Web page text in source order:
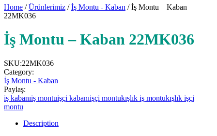
Home /Ürünlerimiz /İş Montu - Kaban / İş Montu – Kaban
22MK036
İş Montu – Kaban 22MK036
SKU:22MK036
Category:
İş Montu - Kaban
Paylaş:
iş kabanıiş montuişçi kabanıişçi montukışlık iş montukışlık işçi
montu
Description